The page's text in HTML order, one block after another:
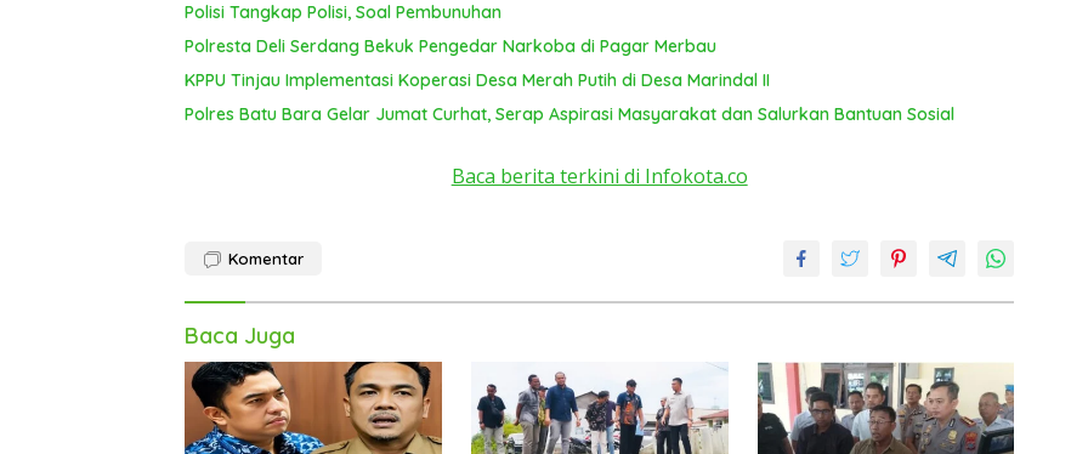
Polisi Tangkap Polisi, Soal Pembunuhan
Polresta Deli Serdang Bekuk Pengedar Narkoba di Pagar Merbau
KPPU Tinjau Implementasi Koperasi Desa Merah Putih di Desa Marindal II
Polres Batu Bara Gelar Jumat Curhat, Serap Aspirasi Masyarakat dan Salurkan Bantuan Sosial
Baca berita terkini di Infokota.co
Komentar
Baca Juga